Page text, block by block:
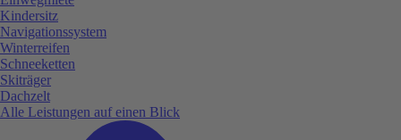
Kindersitz
Navigationssystem
Winterreifen
Schneeketten
Skiträger
Dachzelt
Alle Leistungen auf einen Blick